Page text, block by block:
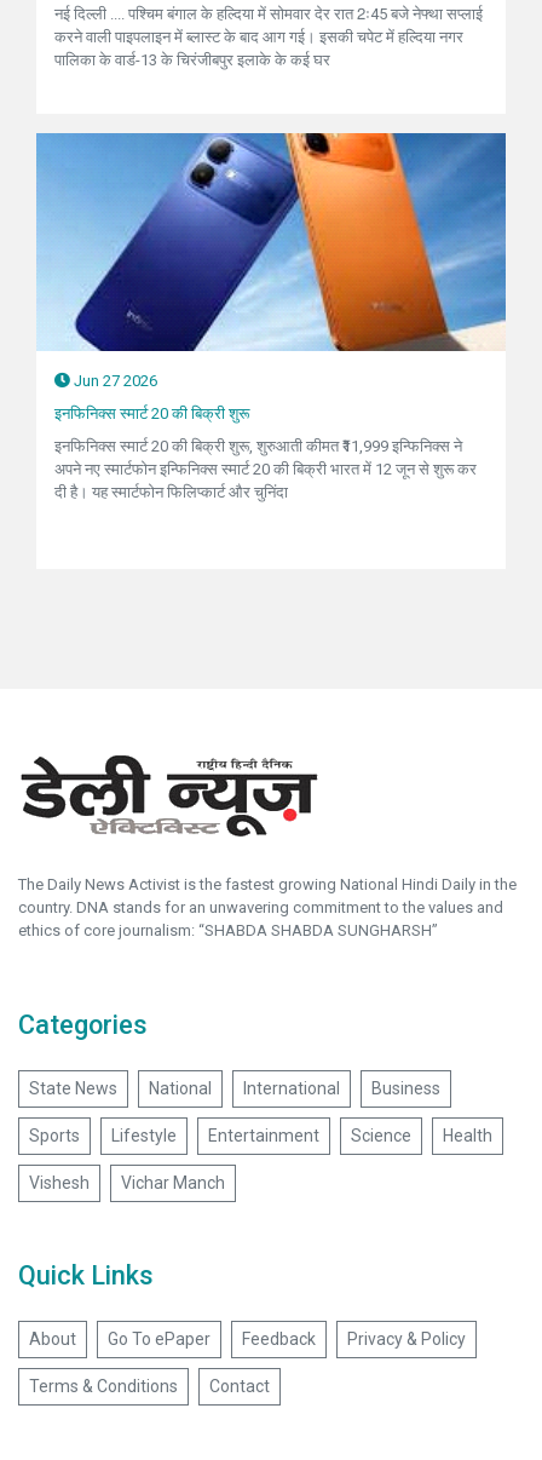
नई दिल्ली .... पश्चिम बंगाल के हल्दिया में सोमवार देर रात 2ः45 बजे नेफ्था सप्लाई
करने वाली पाइपलाइन में ब्लास्ट के बाद आग गई। इसकी चपेट में हल्दिया नगर
पालिका के वार्ड-13 के चिरंजीबपुर इलाके के कई घर
Jun 27 2026
इनफिनिक्स स्मार्ट 20 की बिक्री शुरू
इनफिनिक्स स्मार्ट 20 की बिक्री शुरू, शुरुआती कीमत ₹11,999 इन्फिनिक्स ने
अपने नए स्मार्टफोन इन्फिनिक्स स्मार्ट 20 की बिक्री भारत में 12 जून से शुरू कर
दी है। यह स्मार्टफोन फिलिप्कार्ट और चुनिंदा
The Daily News Activist is the fastest growing National Hindi Daily in the
country. DNA stands for an unwavering commitment to the values and
ethics of core journalism: “SHABDA SHABDA SUNGHARSH”
Categories
State News National International Business
Sports Lifestyle Entertainment Science Health
Vishesh Vichar Manch
Quick Links
About Go To ePaper Feedback Privacy & Policy
Terms & Conditions Contact